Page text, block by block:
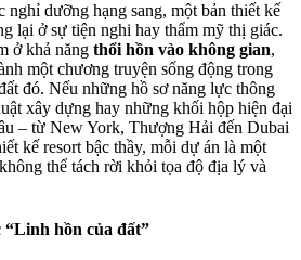
nghỉ dưỡng hạng sang, một bản thiết kế
lại ở sự tiện nghi hay thẩm mỹ thị giác.
ở khả năng thổi hồn vào không gian,
một chương truyện sống động trong
đó. Nếu những hồ sơ năng lực thông
xây dựng hay những khối hộp hiện đại
– từ New York, Thượng Hải đến Dubai
kế resort bậc thầy, mỗi dự án là một
không thể tách rời khỏi tọa độ địa lý và
hồn của đất”